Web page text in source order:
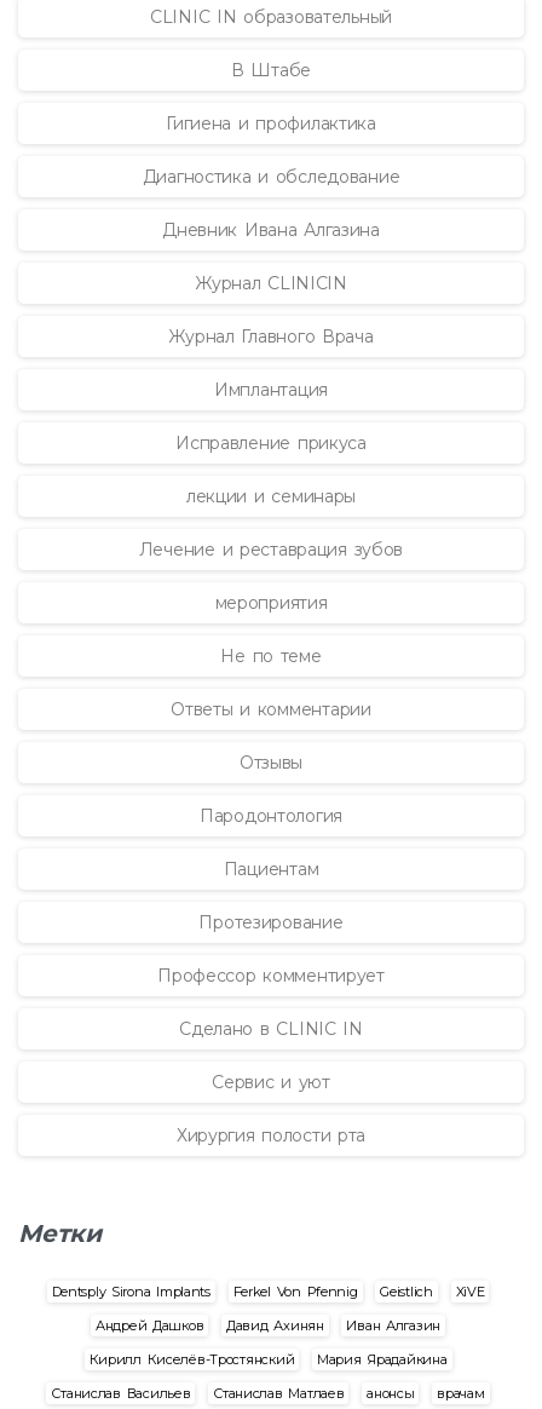
CLINIC IN образовательный
В Штабе
Гигиена и профилактика
Диагностика и обследование
Дневник Ивана Алгазина
Журнал CLINICIN
Журнал Главного Врача
Имплантация
Исправление прикуса
лекции и семинары
Лечение и реставрация зубов
мероприятия
Не по теме
Ответы и комментарии
Отзывы
Пародонтология
Пациентам
Протезирование
Профессор комментирует
Сделано в CLINIC IN
Сервис и уют
Хирургия полости рта
Метки
Dentsply Sirona Implants Ferkel Von Pfennig Geistlich
XiVE
Андрей Дашков
Давид Ахинян
Иван Алгазин
Кирилл Киселёв-Тростянский
Мария Ярадайкина
Станислав Васильев
Станислав Матлаев анонсы
врачам